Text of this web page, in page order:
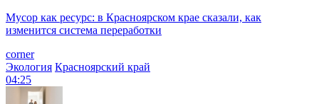
Мусор как ресурс: в Красноярском крае сказали, как
изменится система переработки
corner
Экология Красноярский край
04:25